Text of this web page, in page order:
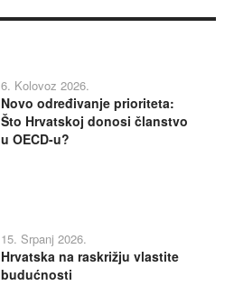
6. Kolovoz 2026.
Novo određivanje prioriteta:
Što Hrvatskoj donosi članstvo
u OECD-u?
15. Srpanj 2026.
Hrvatska na raskrižju vlastite
budućnosti